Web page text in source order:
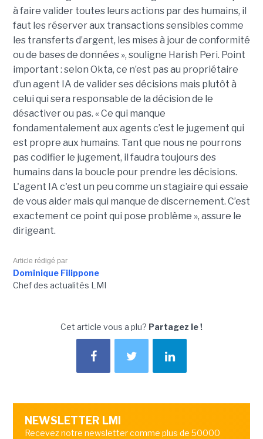
à faire valider toutes leurs actions par des humains, il
faut les réserver aux transactions sensibles comme
les transferts d’argent, les mises à jour de conformité
ou de bases de données », souligne Harish Peri. Point
important : selon Okta, ce n’est pas au propriétaire
d’un agent IA de valider ses décisions mais plutôt à
celui qui sera responsable de la décision de le
désactiver ou pas. « Ce qui manque
fondamentalement aux agents c’est le jugement qui
est propre aux humains. Tant que nous ne pourrons
pas codifier le jugement, il faudra toujours des
humains dans la boucle pour prendre les décisions.
L'agent IA c'est un peu comme un stagiaire qui essaie
de vous aider mais qui manque de discernement. C’est
exactement ce point qui pose problème », assure le
dirigeant.
Article rédigé par
Dominique Filippone
Chef des actualités LMI
Cet article vous a plu? Partagez le !
NEWSLETTER LMI
Recevez notre newsletter comme plus de 50000